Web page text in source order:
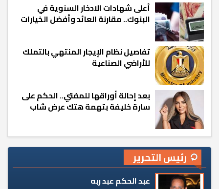
أعلى شهادات الادخار السنوية في
البنوك.. مقارنة العائد وأفضل الخيارات
تفاصيل نظام الإيجار المنتهي بالتملك
للأراضي الصناعية
بعد إحالة أوراقها للمفتي.. الحكم على
سارة خليفة بتهمة هتك عرض شاب
رئيس التحرير
عبد الحكم عبد ربه